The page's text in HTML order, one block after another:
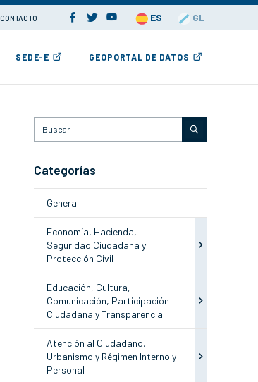
CONTACTO ES GL
SEDE-E GEOPORTAL DE DATOS
Categorías
General
Economía, Hacienda,
Seguridad Ciudadana y
Protección Civil
Educación, Cultura,
Comunicación, Participación
Ciudadana y Transparencia
Atención al Ciudadano,
Urbanismo y Régimen Interno y
Personal